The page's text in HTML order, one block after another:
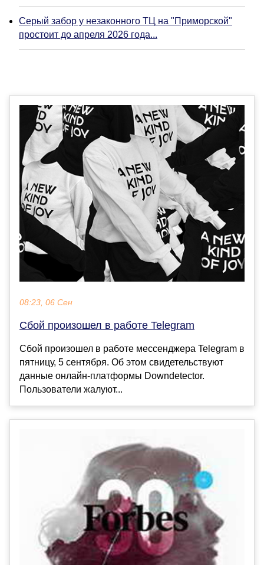
Серый забор у незаконного ТЦ на "Приморской"
простоит до апреля 2026 года...
08:23, 06 Сен
Сбой произошел в работе Telegram
Сбой произошел в работе мессенджера Telegram в
пятницу, 5 сентября. Об этом свидетельствуют
данные онлайн-платформы Downdetector.
Пользователи жалуют...